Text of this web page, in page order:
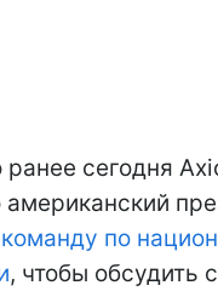
сегодня
по
, чтобы обсудить